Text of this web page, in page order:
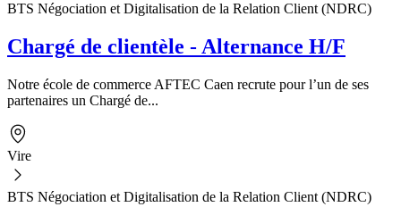
BTS Négociation et Digitalisation de la Relation Client (NDRC)
Chargé de clientèle - Alternance H/F
Notre école de commerce AFTEC Caen recrute pour l’un de ses
partenaires un Chargé de...
Vire
BTS Négociation et Digitalisation de la Relation Client (NDRC)